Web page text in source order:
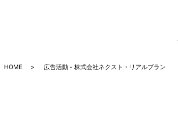
HOME 広告活動 - 株式会社ネクスト・リアルプラン